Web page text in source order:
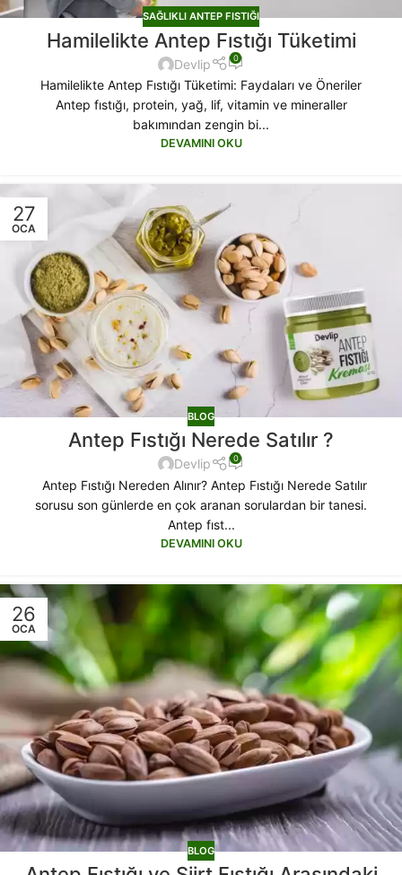
SAĞLIKLI ANTEP FISTIĞI
Hamilelikte Antep Fıstığı Tüketimi
Devlip 0
Hamilelikte Antep Fıstığı Tüketimi: Faydaları ve Öneriler
Antep fıstığı, protein, yağ, lif, vitamin ve mineraller
bakımından zengin bi...
DEVAMINI OKU
27
OCA
BLOG
Antep Fıstığı Nerede Satılır ?
Devlip 0
Antep Fıstığı Nereden Alınır? Antep Fıstığı Nerede Satılır
sorusu son günlerde en çok aranan sorulardan bir tanesi.
Antep fıst...
DEVAMINI OKU
26
OCA
BLOG